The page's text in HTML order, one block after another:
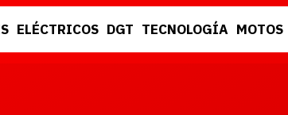
ELÉCTRICOS DGT TECNOLOGÍA MOTOS